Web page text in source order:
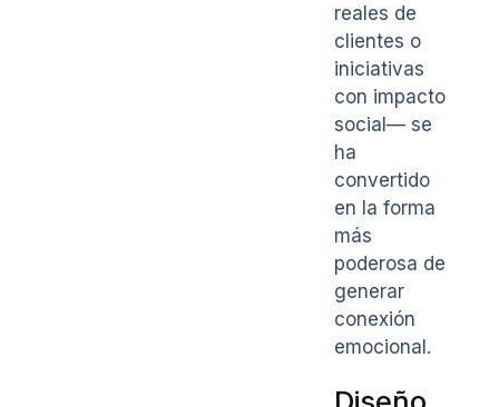
reales de
clientes o
iniciativas
con impacto
social— se
ha
convertido
en la forma
más
poderosa de
generar
conexión
emocional.